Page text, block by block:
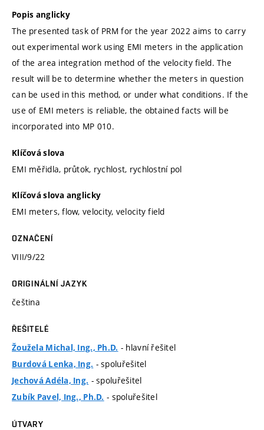
Popis anglicky
The presented task of PRM for the year 2022 aims to carry
out experimental work using EMI meters in the application
of the area integration method of the velocity field. The
result will be to determine whether the meters in question
can be used in this method, or under what conditions. If the
use of EMI meters is reliable, the obtained facts will be
incorporated into MP 010.
Klíčová slova
EMI měřidla, průtok, rychlost, rychlostní pol
Klíčová slova anglicky
EMI meters, flow, velocity, velocity field
OZNAČENÍ
VIII/9/22
ORIGINÁLNÍ JAZYK
čeština
ŘEŠITELÉ
Žoužela Michal, Ing., Ph.D. - hlavní řešitel
Burdová Lenka, Ing. - spoluřešitel
Jechová Adéla, Ing. - spoluřešitel
Zubík Pavel, Ing., Ph.D. - spoluřešitel
ÚTVARY